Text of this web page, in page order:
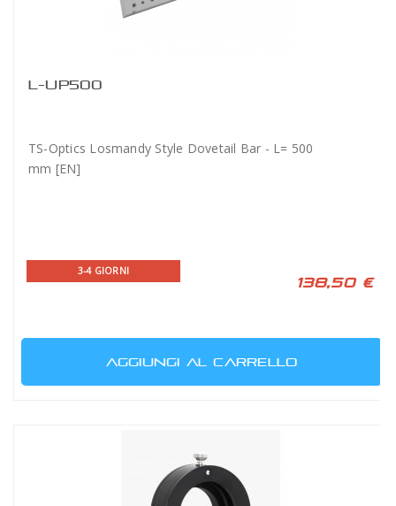
L-UP500
TS-Optics Losmandy Style Dovetail Bar - L= 500
mm [EN]
3-4 GIORNI
138,50 €
AGGIUNGI AL CARRELLO